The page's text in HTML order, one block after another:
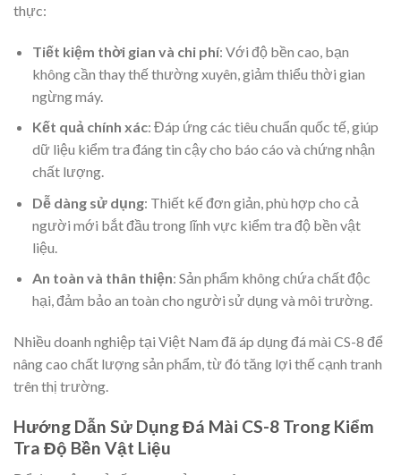
thực:
Tiết kiệm thời gian và chi phí: Với độ bền cao, bạn
không cần thay thế thường xuyên, giảm thiểu thời gian
ngừng máy.
Kết quả chính xác: Đáp ứng các tiêu chuẩn quốc tế, giúp
dữ liệu kiểm tra đáng tin cậy cho báo cáo và chứng nhận
chất lượng.
Dễ dàng sử dụng: Thiết kế đơn giản, phù hợp cho cả
người mới bắt đầu trong lĩnh vực kiểm tra độ bền vật
liệu.
An toàn và thân thiện: Sản phẩm không chứa chất độc
hại, đảm bảo an toàn cho người sử dụng và môi trường.
Nhiều doanh nghiệp tại Việt Nam đã áp dụng đá mài CS-8 để
nâng cao chất lượng sản phẩm, từ đó tăng lợi thế cạnh tranh
trên thị trường.
Hướng Dẫn Sử Dụng Đá Mài CS-8 Trong Kiểm
Tra Độ Bền Vật Liệu